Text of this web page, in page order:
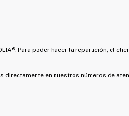
Para poder hacer la reparación, el
directamente en nuestros números de